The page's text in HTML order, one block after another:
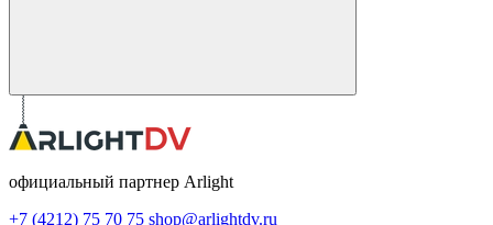
официальный партнер Arlight
+7 (4212) 75 70 75 shop@arlightdv.ru